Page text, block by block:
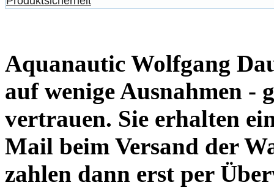
Aquanautic Wolfgang
auf wenige Ausnahmen -
vertrauen. Sie erhalten
Mail beim Versand der
zahlen dann erst per